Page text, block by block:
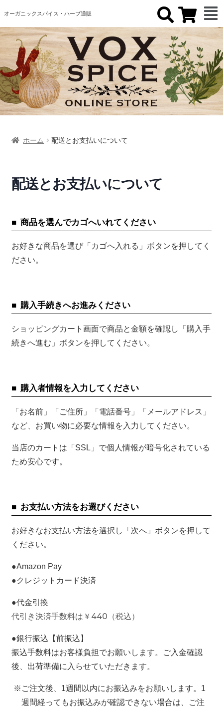
オーガニックスパイス・ハーブ通販
ホーム 配送とお支払いについて
配送とお支払いについて
商品を選んでカゴへいれてください
お好きな商品を選び「カゴへ入れる」ボタンを押してく
ださい。
購入手続きへお進みください
ショッピングカート画面で商品と金額を確認し「購入手
続きへ進む」ボタンを押してください。
購入者情報を入力してください
「お名前」「ご住所」「電話番号」「メールアドレス」
など、お買い物に必要な情報を入力してください。
当店のカートは「SSL」で個人情報が暗号化されている
ため安心です。
お支払い方法をお選びください
お好きなお支払い方法を選択し「次へ」ボタンを押して
ください。
●Amazon Pay
●クレジットカード決済
●代金引換
代引き決済手数料は￥440（税込）
●銀行振込【前振込】
振込手数料はお客様負担でお願いします。ご入金確認
後、出荷準備に入らせていただきます。
ご注文後、1週間以内にお振込みをお願いします。1
週間経ってもお振込みが確認できない場合は、ご注